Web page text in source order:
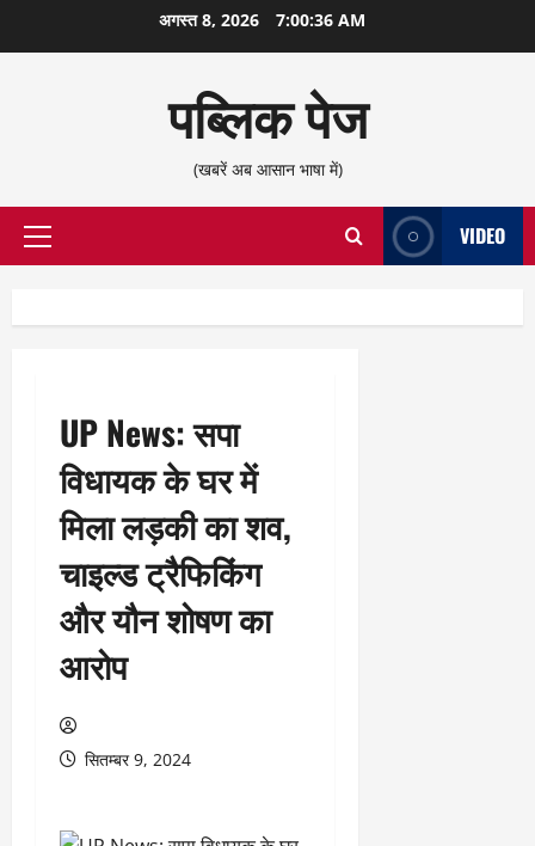
सामग्री
अगस्त 8, 2026 7:00:36 AM
पब्लिक पेज
(खबरें अब आसान भाषा में)
प्राथमिक
VIDEO
UP News: सपा
विधायक के घर में
मिला लड़की का शव,
चाइल्ड ट्रैफिकिंग
और यौन शोषण का
आरोप
सितम्बर 9, 2024